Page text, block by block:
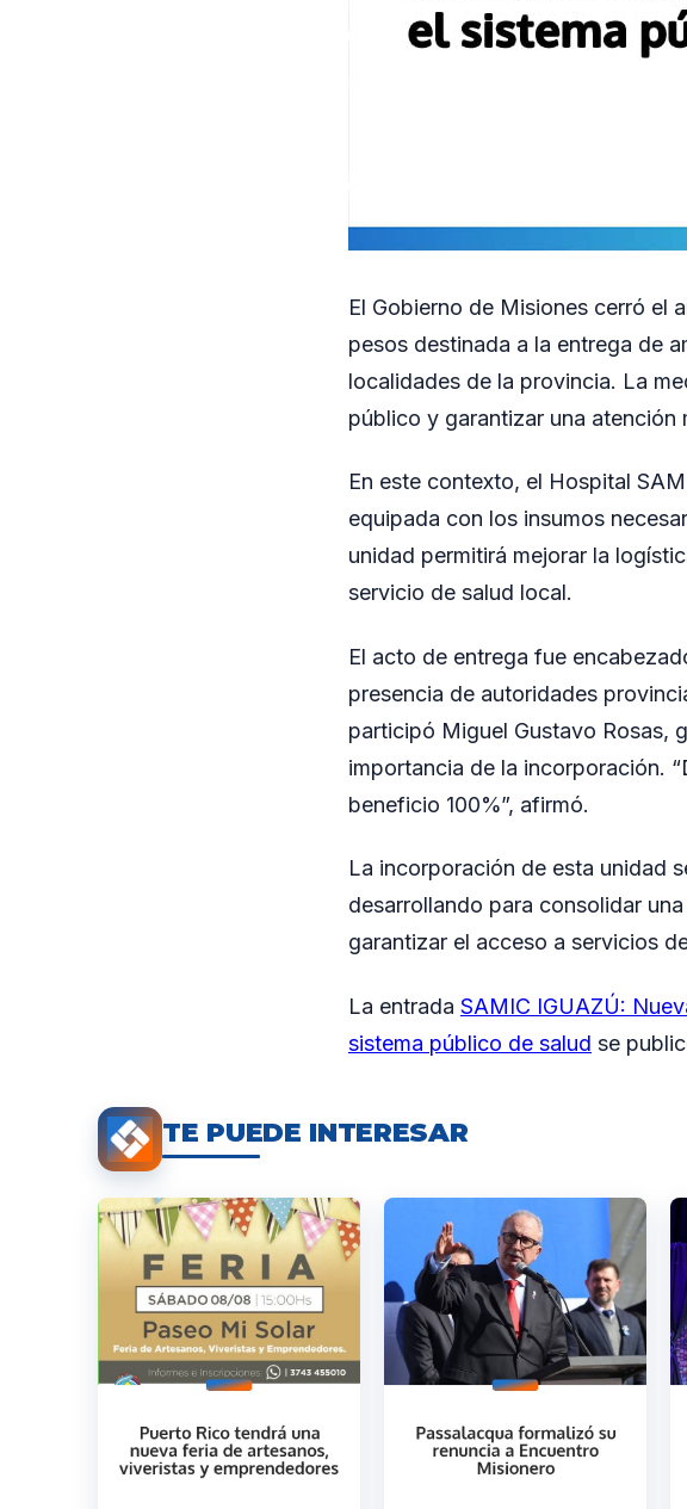
El Gobierno de Misiones cerró el
pesos destinada a la entrega de
localidades de la provincia. La
público y garantizar una atención
En este contexto, el Hospital
equipada con los insumos
unidad permitirá mejorar la
servicio de salud local.
El acto de entrega fue
presencia de autoridades
participó Miguel Gustavo Rosas,
importancia de la incorporación.
beneficio 100%”, afirmó.
La incorporación de esta unidad
desarrollando para consolidar
garantizar el acceso a servicios
La entrada SAMIC IGUAZÚ:
sistema público de salud se
TE PUEDE INTERESAR